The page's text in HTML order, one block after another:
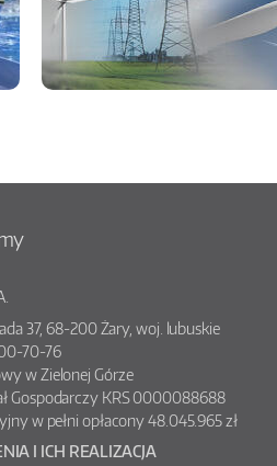
37,68-200Żary, woj. lubuskie
70-76
w Zielonej Górze
Gospodarczy KRS 0000088688
w pełni opłacony 48.045.965 zł
I ICH REALIZACJA